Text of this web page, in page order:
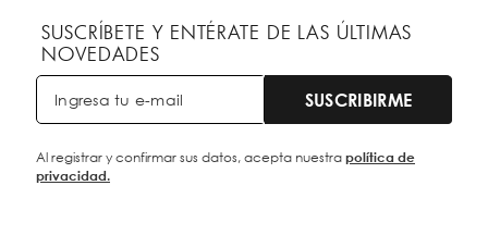
SUSCRÍBETE Y ENTÉRATE DE LAS ÚLTIMAS
NOVEDADES
SUSCRIBIRME
Al registrar y confirmar sus datos, acepta nuestrapolítica de
privacidad.